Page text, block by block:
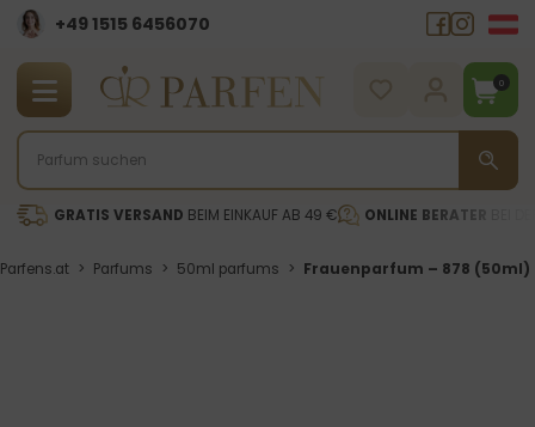
+49 1515 6456070
0
GRATIS VERSAND BEIM EINKAUF AB 49 € ONLINE BERATER
Parfens.at > Parfums > 50ml parfums > Frauenparfum – 878 (50ml)